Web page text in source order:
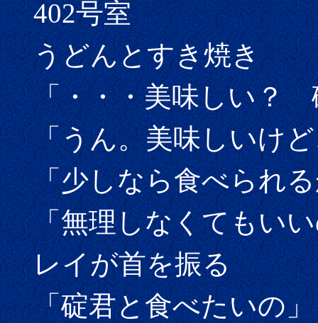
402号室
うどんとすき焼き
「・・・美味しい？
「うん。美味しいけど
「少しなら食べられる
「無理しなくてもいい
レイが首を振る
「碇君と食べたいの」